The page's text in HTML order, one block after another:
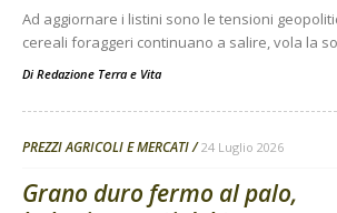
Ad aggiornare i listini sono le tensioni
cereali foraggeri continuano a salire, vola la
Di Redazione Terra e Vita
PREZZI AGRICOLI E MERCATI 24 Luglio 2026
Grano duro fermo al palo,